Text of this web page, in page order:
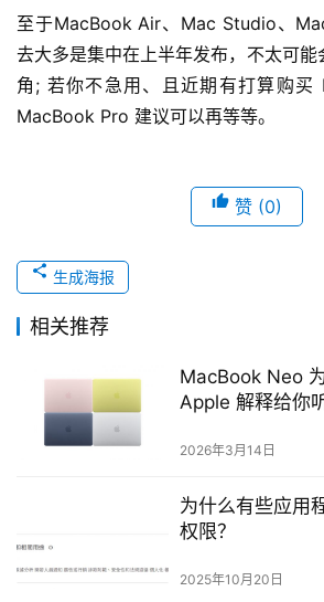
至于MacBook Air、Mac Studio、
去大多是集中在上半年发布，不太可能
角; 若你不急用、且近期有打算购买
MacBook Pro 建议可以再等等。
赞 (0)
生成海报
相关推荐
MacBook Neo
Apple 解释给你
2026年3月14日
为什么有些应用
权限？
2025年10月20日